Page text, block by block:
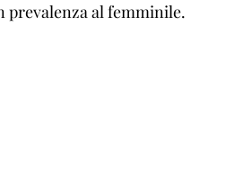
prevalenza al femminile.